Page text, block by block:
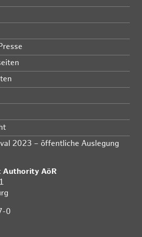
2023 – öffentliche Auslegung
Authority AöR
0